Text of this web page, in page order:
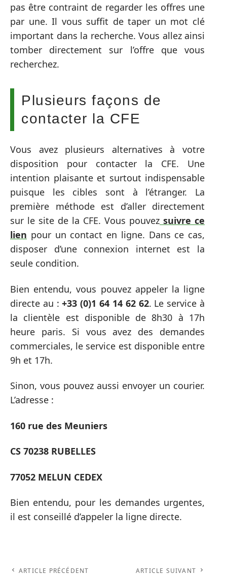
pas être contraint de regarder les offres une
par une. Il vous suffit de taper un mot clé
important dans la recherche. Vous allez ainsi
tomber directement sur l’offre que vous
recherchez.
Plusieurs façons de
contacter la CFE
Vous avez plusieurs alternatives à votre
disposition pour contacter la CFE. Une
intention plaisante et surtout indispensable
puisque les cibles sont à l’étranger. La
première méthode est d’aller directement
sur le site de la CFE. Vous pouvez suivre ce
lien pour un contact en ligne. Dans ce cas,
disposer d’une connexion internet est la
seule condition.
Bien entendu, vous pouvez appeler la ligne
directe au :+33 (0)1 64 14 62 62. Le service à
la clientèle est disponible de 8h30 à 17h
heure paris. Si vous avez des demandes
commerciales, le service est disponible entre
9h et 17h.
Sinon, vous pouvez aussi envoyer un courier.
L’adresse :
160 rue des Meuniers
CS 70238 RUBELLES
77052 MELUN CEDEX
Bien entendu, pour les demandes urgentes,
il est conseillé d’appeler la ligne directe.
ARTICLE PRÉCÉDENT ARTICLE SUIVANT